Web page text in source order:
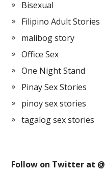
Bisexual
Filipino Adult Stories
malibog story
Office Sex
One Night Stand
Pinay Sex Stories
pinoy sex stories
tagalog sex stories
Follow on Twitter at @